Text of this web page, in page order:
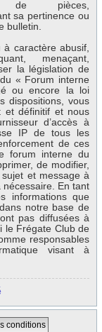
pièces,
sa pertinence ou
bulletin.
caractère abusif,
menaçant,
la législation de
« Forum interne
ou encore la loi
dispositions, vous
et définitif et nous
d’accès à
IP de tous les
de ces
forum interne du
de modifier,
et message à
nécessaire. En tant
informations que
notre base de
pas diffusées à
le Frégate Club de
responsables
visant à